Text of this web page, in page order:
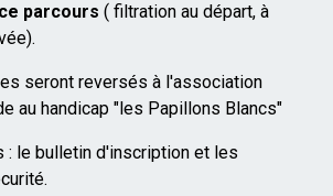
parcours ( filtration au départ, à
seront reversés à l'association
au handicap "les Papillons Blancs"
: le bulletin d'inscription et les